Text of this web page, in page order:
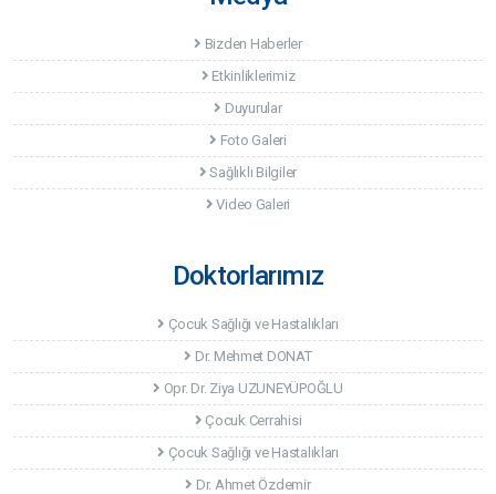
Bizden Haberler
Etkinliklerimiz
Duyurular
Foto Galeri
Sağlıklı Bilgiler
Video Galeri
Doktorlarımız
Çocuk Sağlığı ve Hastalıkları
Dr. Mehmet DONAT
Opr. Dr. Ziya UZUNEYÜPOĞLU
Çocuk Cerrahisi
Çocuk Sağlığı ve Hastalıkları
Dr. Ahmet Özdemir